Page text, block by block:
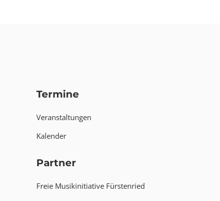
Termine
Veranstaltungen
Kalender
Partner
Freie Musikinitiative Fürstenried